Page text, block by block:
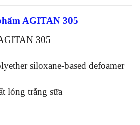
AGITAN 305
305
siloxane-based defoamer
lỏng trắng sữa